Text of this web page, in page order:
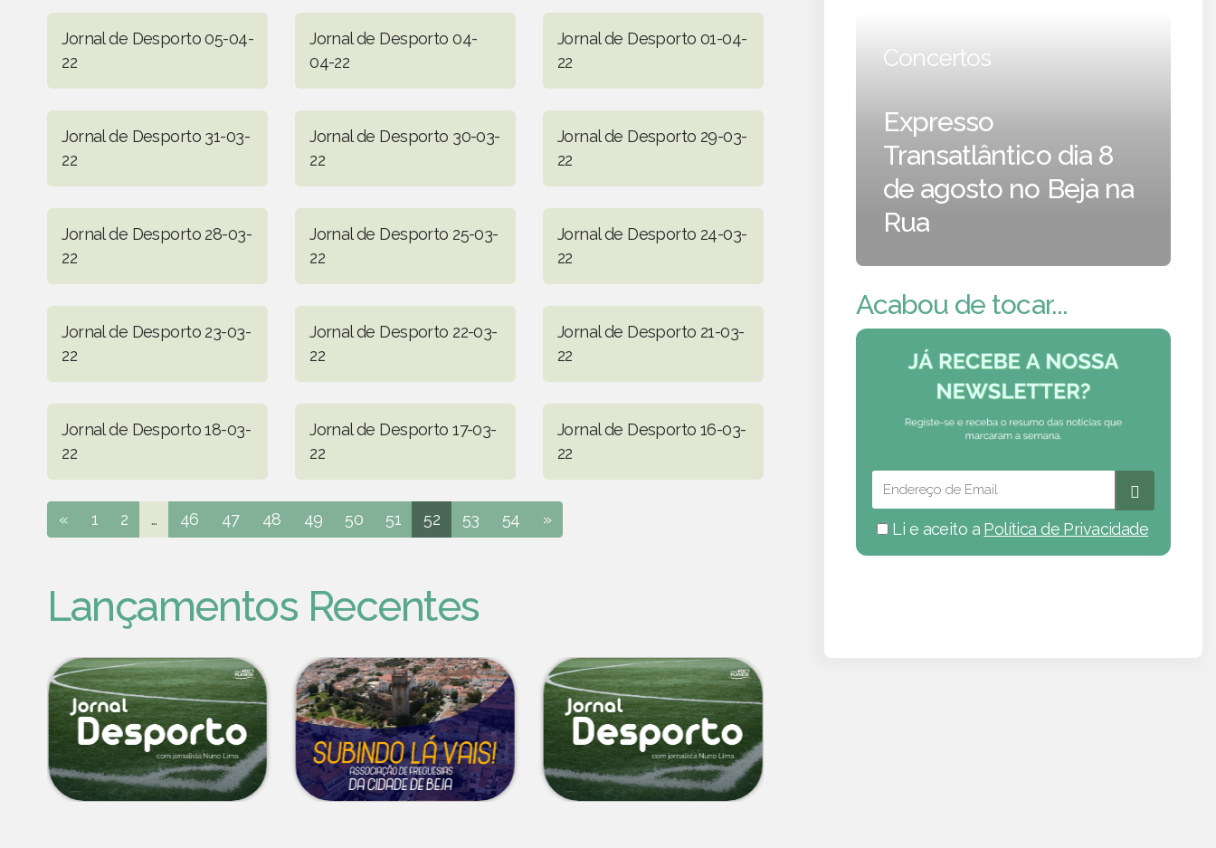
Jornal de Desporto 05-04-
22
Jornal de Desporto 04-
04-22
Jornal de Desporto 01-04-
22
Jornal de Desporto 31-03-
22
Jornal de Desporto 30-03-
22
Jornal de Desporto 29-03-
22
Jornal de Desporto 28-03-
22
Jornal de Desporto 25-03-
22
Jornal de Desporto 24-03-
22
Jornal de Desporto 23-03-
22
Jornal de Desporto 22-03-
22
Jornal de Desporto 21-03-
22
Jornal de Desporto 18-03-
22
Jornal de Desporto 17-03-
22
Jornal de Desporto 16-03-
22
« 1 2 ... 46 47 48 49 50 51 52 53 54 »
Lançamentos Recentes
Concertos
Expresso
Transatlântico dia 8
de agosto no Beja na
Rua
Acabou de tocar...
Li e aceito a Política de Privacidade